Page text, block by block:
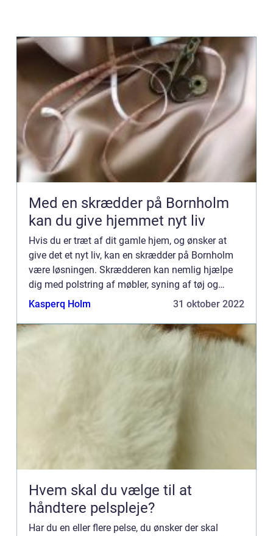
Med en skrædder på Bornholm
kan du give hjemmet nyt liv
Hvis du er træt af dit gamle hjem, og ønsker at
give det et nyt liv, kan en skrædder på Bornholm
være løsningen. Skrædderen kan nemlig hjælpe
dig med polstring af møbler, syning af tøj og
andet tilbehør til hjemmet. Læs med i denne
Kasperq Holm 31 oktober 2022
Hvem skal du vælge til at
håndtere pelspleje?
Har du en eller flere pelse, du ønsker der skal